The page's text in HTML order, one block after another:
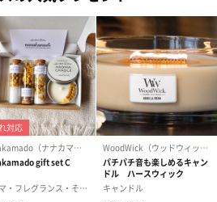
と時を今の自分の美しさに気が付い
地よいお茶のひと時で育まれると信じ
ご用意